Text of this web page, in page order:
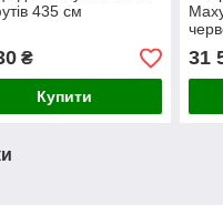
435 см
₴
Купити
31